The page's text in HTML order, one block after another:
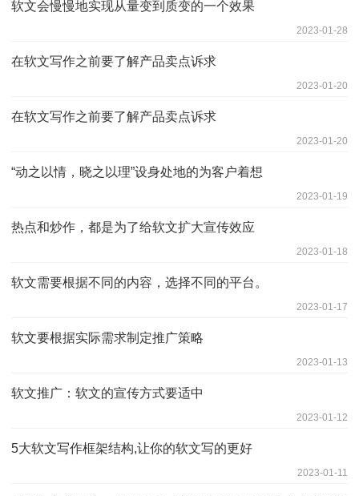
软文会慢慢地实现从量变到质变的一个效果
2023-01-28
在软文写作之前要了解产品卖点诉求
2023-01-20
在软文写作之前要了解产品卖点诉求
2023-01-20
“动之以情，晓之以理”设身处地的为客户着想
2023-01-19
热点和炒作，都是为了给软文扩大宣传效应
2023-01-18
软文需要根据不同的内容，选择不同的平台。
2023-01-17
软文要根据实际需求制定推广策略
2023-01-13
软文推广：软文的宣传方式要适中
2023-01-12
5大软文写作框架结构,让你的软文写的更好
2023-01-11